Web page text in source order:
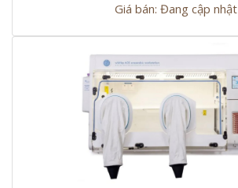
Giá bán: Đang cập nhật